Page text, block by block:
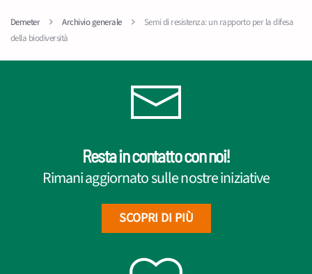
Demeter Archivio generale
Semi di resistenza: un rapporto per la difesa
della biodiversità
Resta in contatto con noi!
Rimani aggiornato sulle nostre iniziative
SCOPRI DI PIÙ